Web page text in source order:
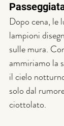
Dopo cena, le
lampioni
sulle mura.
ammiriamo la
il cielo
solo dal
ciottolato.